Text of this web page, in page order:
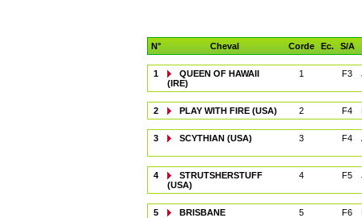
N° Cheval Corde Ec. S/A
1
QUEEN OF HAWAII
(IRE)
1 F3
2 PLAY WITH FIRE (USA) 2 F4
3 SCYTHIAN (USA) 3 F4
4
STRUTSHERSTUFF
(USA)
4 F5
5 BRISBANE 5 F6